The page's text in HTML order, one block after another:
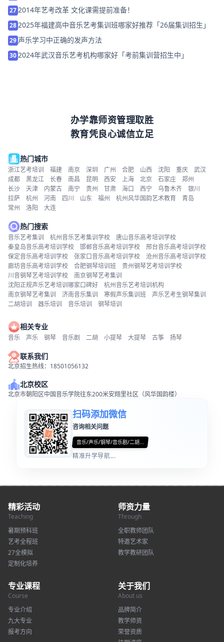
272014年艺考改革 文化课需提前准备！
282025年福建高中音乐艺考集训班哪家好推荐「26届集训招生」
29 声乐学习中正确的发声方法
302024年武汉音乐艺考机构哪家好「考前集训营招生中」
办学靠师资管理取胜
教育凭良心诚信立足
热门城市
浙江艺考培训 福建 南京 深圳 广州 合肥 山西 沈阳 重庆
武汉
成都
黑龙江 长春 南昌 昆明 西安 上海 北京 石家庄
郑州
长沙
天津 内蒙古 南宁 贵州 甘肃 海口 西宁 乌鲁木齐
银川
拉萨
杭州 河南 四川 山东 福州 杭州风华国韵艺术教育
青岛
常州
洛阳 大连
热门搜索
音乐艺考集训 杭州音乐艺考集训学校
唐山音乐高考培训学校
秦皇岛音乐高考培训学校
邯郸音乐高考培训学校
邢台音乐高考培训学校
保定音乐高考培训学校
张家口音乐高考培训学校
沧州音乐高考培训学校
廊坊音乐高考培训学校
合肥钢琴培训班
贵州钢琴艺考培训学校
川音钢琴艺考培训学校
南京钢琴艺考集训
沈阳正规声乐艺考培训哪家口碑好
杭州音乐艺考培训机构
南京钢琴艺考集训
济南音乐集训 寒假声乐集训班
声乐艺考生钢琴集训
二胡培训
器乐培训 音乐培训 钢琴培训
相关专业
音乐 声乐 钢琴 音乐剧 二胡 小提琴 大提琴 古筝 扬琴
联系我们
北京招生热线：18501056132
北京校区
北京市朝阳区中国音乐学院往东200米安翔里社区（风华国韵楼）
扫码添加微信
咨询相关问题
音乐/声乐/钢琴/音乐剧/二胡...
精准升学导航...
精彩活动
Teaching
暑期预科班
艺考全程班
27全模拟
定制化培养
师资力量
Through
全职教师团队
特邀艺术家
教学教研团队
专业课程
Course
专业介绍
九大专业
报考方向
关于我们
About us
品牌简介
教学师资
荣誉资质